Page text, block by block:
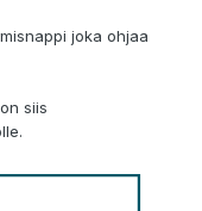
joka ohjaa
siis